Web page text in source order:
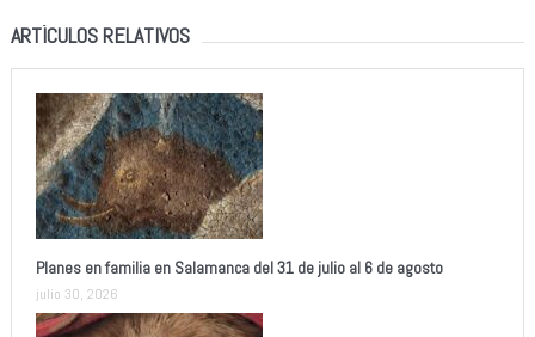
ARTÍCULOS RELATIVOS
Planes en familia en Salamanca del 31 de julio al 6 de agosto
julio 30, 2026